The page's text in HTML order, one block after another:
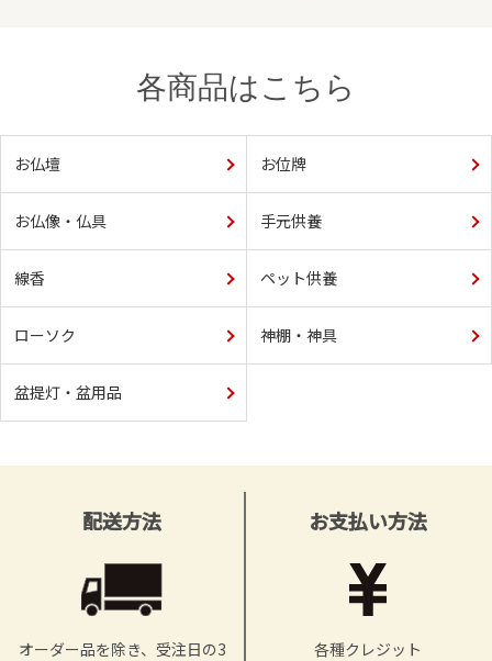
各商品はこちら
お仏壇 お位牌
お仏像・仏具 手元供養
線香 ペット供養
ローソク 神棚・神具
盆提灯・盆用品
配送方法
オーダー品を除き、受注日の3
お支払い方法
各種クレジット